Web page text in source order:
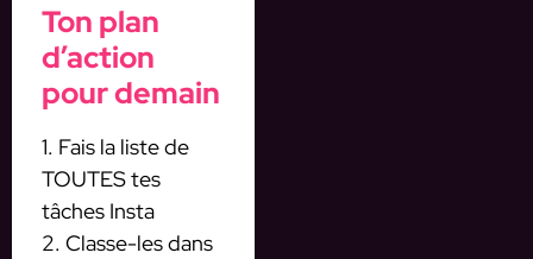
Ton plan
d’action
pour demain
1. Fais la liste de
TOUTES tes
tâches Insta
2. Classe-les dans